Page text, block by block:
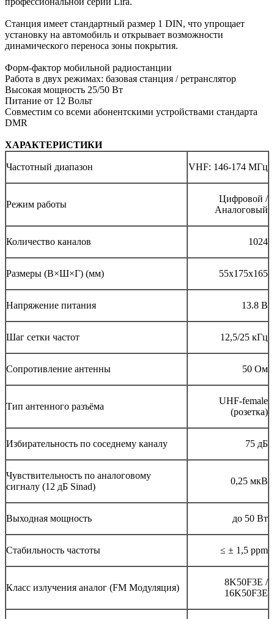
Станция имеет стандартный размер 1 DIN, что упрощает
установку на автомобиль и открывает возможности
динамического переноса зоны покрытия.
Форм-фактор мобильной радиостанции
Работа в двух режимах: базовая станция / ретранслятор
Высокая мощность 25/50 Вт
Питание от 12 Вольт
Совместим со всеми абонентскими устройствами стандарта
DMR
ХАРАКТЕРИСТИКИ
Частотный диапазон VHF: 146-174 МГц
Режим работы
Цифровой /
Аналоговый
Количество каналов 1024
Размеры (В×Ш×Г) (мм) 55х175х165
Напряжение питания 13.8 В
Шаг сетки частот 12,5/25 кГц
Сопротивление антенны 50 Ом
Тип антенного разъёма
UHF-female
(розетка)
Избирательность по соседнему каналу 75 дБ
Чувствительность по аналоговому
сигналу (12 дБ Sinad)
0,25 мкВ
Выходная мощность до 50 Вт
Стабильность частоты ≤ ± 1,5 ppm
Класс излучения аналог (FM Модуляция)
8K50F3E /
16K50F3E